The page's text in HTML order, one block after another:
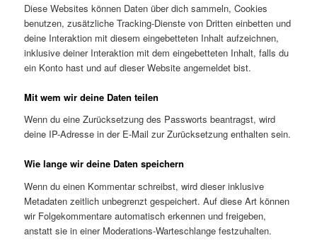
Diese Websites können Daten über dich sammeln, Cookies
benutzen, zusätzliche Tracking-Dienste von Dritten einbetten und
deine Interaktion mit diesem eingebetteten Inhalt aufzeichnen,
inklusive deiner Interaktion mit dem eingebetteten Inhalt, falls du
ein Konto hast und auf dieser Website angemeldet bist.
Mit wem wir deine Daten teilen
Wenn du eine Zurücksetzung des Passworts beantragst, wird
deine IP-Adresse in der E-Mail zur Zurücksetzung enthalten sein.
Wie lange wir deine Daten speichern
Wenn du einen Kommentar schreibst, wird dieser inklusive
Metadaten zeitlich unbegrenzt gespeichert. Auf diese Art können
wir Folgekommentare automatisch erkennen und freigeben,
anstatt sie in einer Moderations-Warteschlange festzuhalten.